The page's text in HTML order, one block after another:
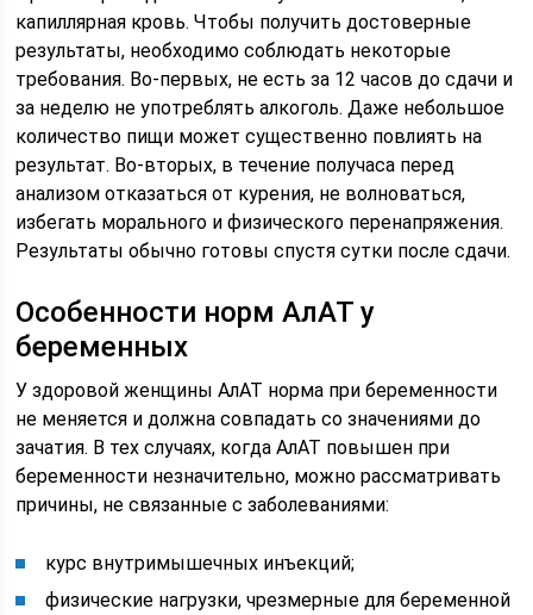
капиллярная кровь. Чтобы получить достоверные
результаты, необходимо соблюдать некоторые
требования. Во-первых, не есть за 12 часов до сдачи и
за неделю не употреблять алкоголь. Даже небольшое
количество пищи может существенно повлиять на
результат. Во-вторых, в течение получаса перед
анализом отказаться от курения, не волноваться,
избегать морального и физического перенапряжения.
Результаты обычно готовы спустя сутки после сдачи.
Особенности норм АлАТ у
беременных
У здоровой женщины АлАТ норма при беременности
не меняется и должна совпадать со значениями до
зачатия. В тех случаях, когда АлАТ повышен при
беременности незначительно, можно рассматривать
причины, не связанные с заболеваниями:
курс внутримышечных инъекций;
физические нагрузки, чрезмерные для беременной